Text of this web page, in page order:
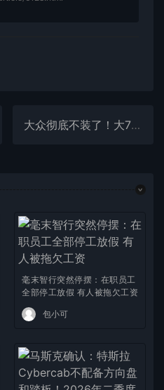
大众彻底不装了！大7座MPV威然直降10万：一口价19.99万起
毫末智行突然停摆：在职员工
全部停工放假 有人被拖欠工资
包小可